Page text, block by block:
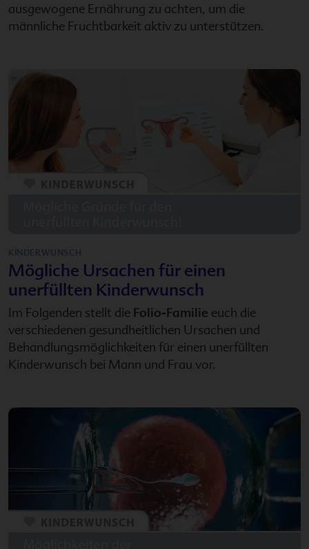
ausgewogene Ernährung zu achten, um die
männliche Fruchtbarkeit aktiv zu unterstützen.
KINDERWUNSCH
Mögliche Ursachen für einen
unerfüllten Kinderwunsch
Im Folgenden stellt die Folio-Familie euch die
verschiedenen gesundheitlichen Ursachen und
Behandlungsmöglichkeiten für einen unerfüllten
Kinderwunsch bei Mann und Frau vor.